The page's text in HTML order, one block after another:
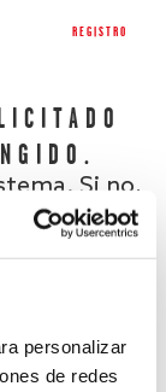
personalizar
de redes
REGISTRO
Si no,